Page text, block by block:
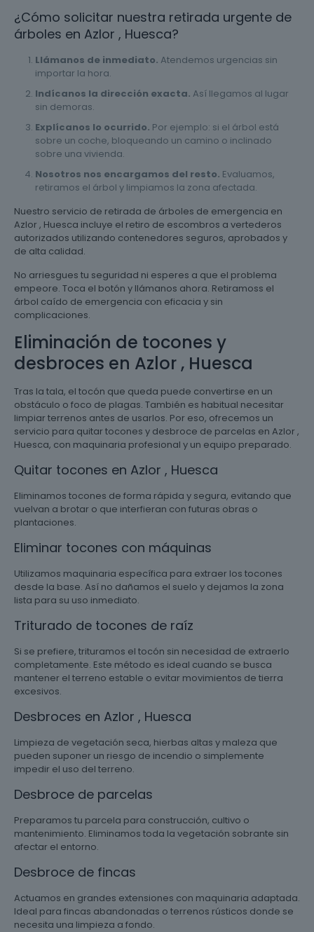
¿Cómo solicitar nuestra retirada urgente de
árboles en Azlor , Huesca?
Llámanos de inmediato. Atendemos urgencias sin
importar la hora.
Indícanos la dirección exacta. Así llegamos al lugar
sin demoras.
Explícanos lo ocurrido. Por ejemplo: si el árbol está
sobre un coche, bloqueando un camino o inclinado
sobre una vivienda.
Nosotros nos encargamos del resto. Evaluamos,
retiramos el árbol y limpiamos la zona afectada.
Nuestro servicio de retirada de árboles de emergencia en
Azlor , Huesca incluye el retiro de escombros a vertederos
autorizados utilizando contenedores seguros, aprobados y
de alta calidad.
No arriesgues tu seguridad ni esperes a que el problema
empeore. Toca el botón y llámanos ahora. Retiramoss el
árbol caído de emergencia con eficacia y sin
complicaciones.
Eliminación de tocones y
desbroces en Azlor , Huesca
Tras la tala, el tocón que queda puede convertirse en un
obstáculo o foco de plagas. También es habitual necesitar
limpiar terrenos antes de usarlos. Por eso, ofrecemos un
servicio para quitar tocones y desbroce de parcelas en Azlor ,
Huesca, con maquinaria profesional y un equipo preparado.
Quitar tocones en Azlor , Huesca
Eliminamos tocones de forma rápida y segura, evitando que
vuelvan a brotar o que interfieran con futuras obras o
plantaciones.
Eliminar tocones con máquinas
Utilizamos maquinaria específica para extraer los tocones
desde la base. Así no dañamos el suelo y dejamos la zona
lista para su uso inmediato.
Triturado de tocones de raíz
Si se prefiere, trituramos el tocón sin necesidad de extraerlo
completamente. Este método es ideal cuando se busca
mantener el terreno estable o evitar movimientos de tierra
excesivos.
Desbroces en Azlor , Huesca
Limpieza de vegetación seca, hierbas altas y maleza que
pueden suponer un riesgo de incendio o simplemente
impedir el uso del terreno.
Desbroce de parcelas
Preparamos tu parcela para construcción, cultivo o
mantenimiento. Eliminamos toda la vegetación sobrante sin
afectar el entorno.
Desbroce de fincas
Actuamos en grandes extensiones con maquinaria adaptada.
Ideal para fincas abandonadas o terrenos rústicos donde se
necesita una limpieza a fondo.